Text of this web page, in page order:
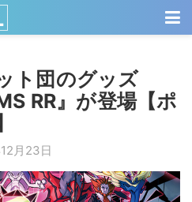
ト団のグッズ
RR』が登場【ポ
月23日